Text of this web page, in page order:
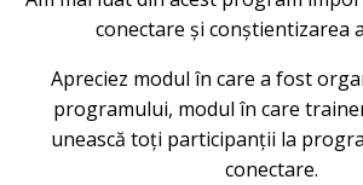
conectare și conștientizarea
Apreciez modul în care a fost
programului, modul în care
unească toți participanții la
conectare.